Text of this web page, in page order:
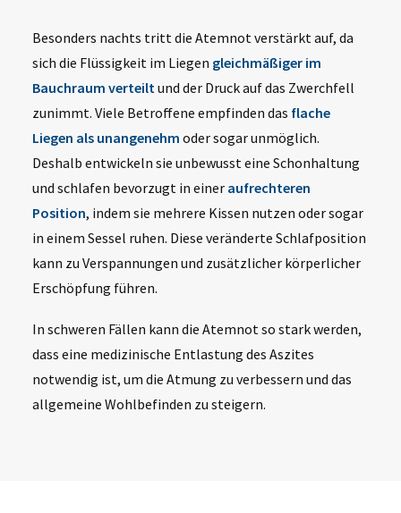
Besonders nachts tritt die Atemnot verstärkt auf, da
sich die Flüssigkeit im Liegen gleichmäßiger im
Bauchraum verteiltund der Druck auf das Zwerchfell
zunimmt. Viele Betroffene empfinden das flache
Liegen als unangenehm oder sogar unmöglich.
Deshalb entwickeln sie unbewusst eine Schonhaltung
und schlafen bevorzugt in einer aufrechteren
Position, indem sie mehrere Kissen nutzen oder sogar
in einem Sessel ruhen. Diese veränderte Schlafposition
kann zu Verspannungen und zusätzlicher körperlicher
Erschöpfung führen.
In schweren Fällen kann die Atemnot so stark werden,
dass eine medizinische Entlastung des Aszites
notwendig ist, um die Atmung zu verbessern und das
allgemeine Wohlbefinden zu steigern.